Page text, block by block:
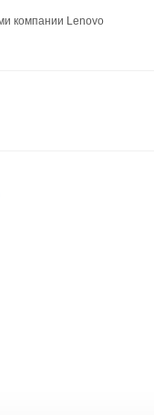
компании Lenovo